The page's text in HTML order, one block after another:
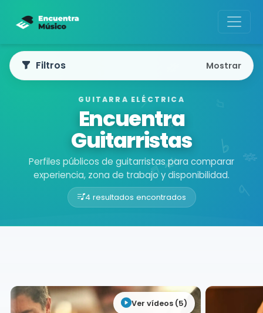
GUITARRA ELÉCTRICA
Encuentra
Guitarristas
Perfiles públicos de guitarristas para comparar
experiencia, zona de trabajo y disponibilidad.
4 resultados encontrados
Buscador de músicos
Filtros Mostrar
Ver vídeos (5)